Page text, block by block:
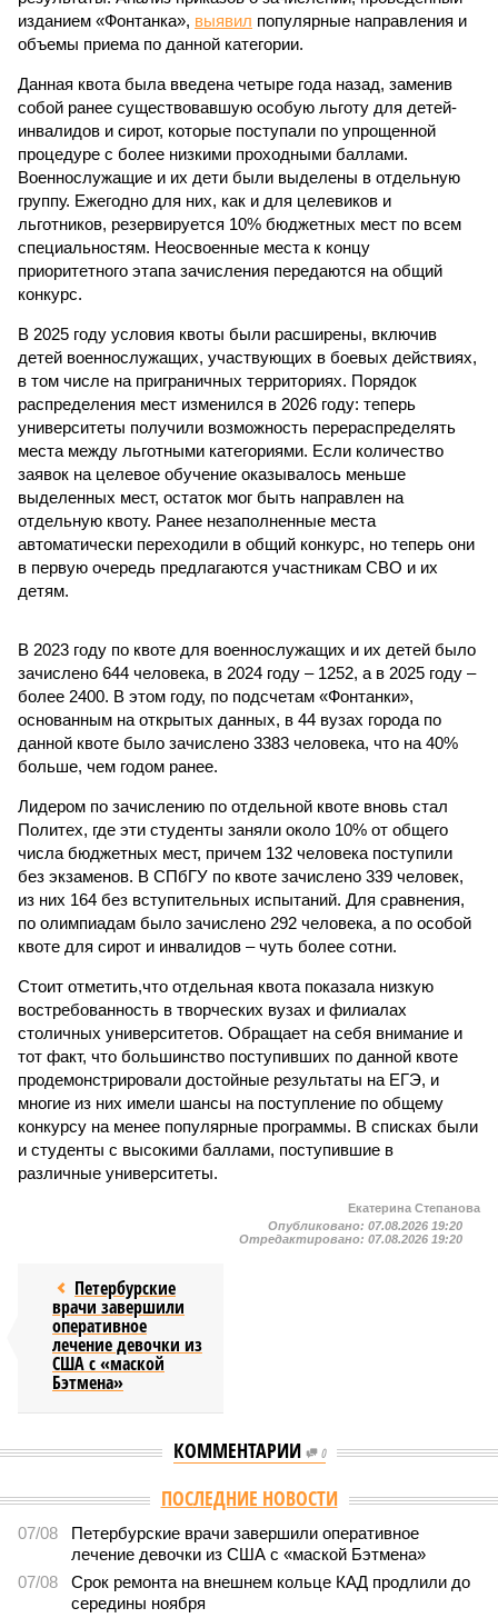
изданием «Фонтанка», выявил популярные направления и
объемы приема по данной категории.
Данная квота была введена четыре года назад, заменив
собой ранее существовавшую особую льготу для детей-
инвалидов и сирот, которые поступали по упрощенной
процедуре с более низкими проходными баллами.
Военнослужащие и их дети были выделены в отдельную
группу. Ежегодно для них, как и для целевиков и
льготников, резервируется 10% бюджетных мест по всем
специальностям. Неосвоенные места к концу
приоритетного этапа зачисления передаются на общий
конкурс.
В 2025 году условия квоты были расширены, включив
детей военнослужащих, участвующих в боевых действиях,
в том числе на приграничных территориях. Порядок
распределения мест изменился в 2026 году: теперь
университеты получили возможность перераспределять
места между льготными категориями. Если количество
заявок на целевое обучение оказывалось меньше
выделенных мест, остаток мог быть направлен на
отдельную квоту. Ранее незаполненные места
автоматически переходили в общий конкурс, но теперь они
в первую очередь предлагаются участникам СВО и их
детям.
В 2023 году по квоте для военнослужащих и их детей было
зачислено 644 человека, в 2024 году – 1252, а в 2025 году –
более 2400. В этом году, по подсчетам «Фонтанки»,
основанным на открытых данных, в 44 вузах города по
данной квоте было зачислено 3383 человека, что на 40%
больше, чем годом ранее.
Лидером по зачислению по отдельной квоте вновь стал
Политех, где эти студенты заняли около 10% от общего
числа бюджетных мест, причем 132 человека поступили
без экзаменов. В СПбГУ по квоте зачислено 339 человек,
из них 164 без вступительных испытаний. Для сравнения,
по олимпиадам было зачислено 292 человека, а по особой
квоте для сирот и инвалидов – чуть более сотни.
Стоит отметить,что отдельная квота показала низкую
востребованность в творческих вузах и филиалах
столичных университетов. Обращает на себя внимание и
тот факт, что большинство поступивших по данной квоте
продемонстрировали достойные результаты на ЕГЭ, и
многие из них имели шансы на поступление по общему
конкурсу на менее популярные программы. В списках были
и студенты с высокими баллами, поступившие в
различные университеты.
Екатерина Степанова
Опубликовано: 07.08.2026 19:20
Отредактировано: 07.08.2026 19:20
Петербурские
врачи завершили
оперативное
лечение девочки из
США с «маской
Бэтмена»
КОММЕНТАРИИ 0
Версия //Власть //Названы главные мифы на тему летнего отключения
Названы главные мифы на тему летнего отключения
Домыслы и реальность